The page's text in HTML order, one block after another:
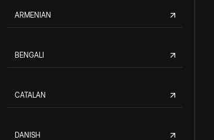
ARMENIAN
BENGALI
CATALAN
DANISH